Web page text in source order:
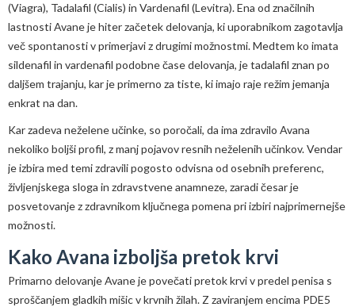
(Viagra), Tadalafil (Cialis) in Vardenafil (Levitra). Ena od značilnih
lastnosti Avane je hiter začetek delovanja, ki uporabnikom zagotavlja
več spontanosti v primerjavi z drugimi možnostmi. Medtem ko imata
sildenafil in vardenafil podobne čase delovanja, je tadalafil znan po
daljšem trajanju, kar je primerno za tiste, ki imajo raje režim jemanja
enkrat na dan.
Kar zadeva neželene učinke, so poročali, da ima zdravilo Avana
nekoliko boljši profil, z manj pojavov resnih neželenih učinkov. Vendar
je izbira med temi zdravili pogosto odvisna od osebnih preferenc,
življenjskega sloga in zdravstvene anamneze, zaradi česar je
posvetovanje z zdravnikom ključnega pomena pri izbiri najprimernejše
možnosti.
Kako Avana izboljša pretok krvi
Primarno delovanje Avane je povečati pretok krvi v predel penisa s
sproščanjem gladkih mišic v krvnih žilah. Z zaviranjem encima PDE5